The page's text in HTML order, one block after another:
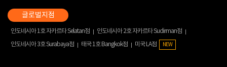
인도네시아 1호 자카르타 Selatan점
인도네시아 2호 자카르타 Sudirman점
인도네시아 3호 Surabaya점
태국 1호 Bangkok점 미국 LA점 NEW